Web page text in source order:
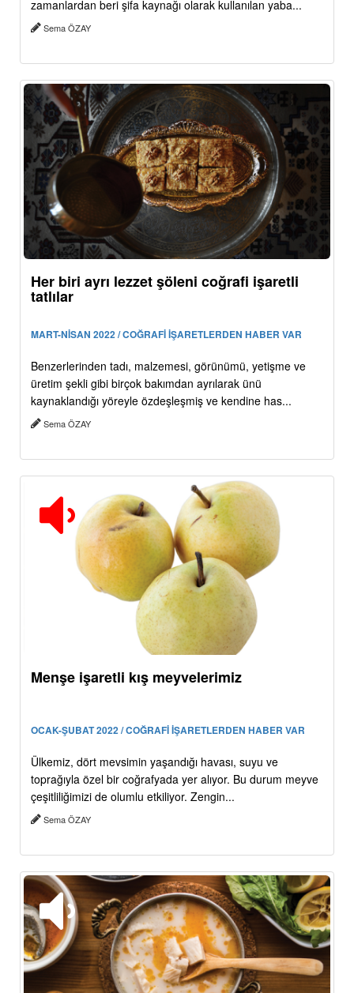
zamanlardan beri şifa kaynağı olarak kullanılan yaba...
Sema ÖZAY
Her biri ayrı lezzet şöleni coğrafi işaretli
tatlılar
MART-NİSAN 2022 / COĞRAFİ İŞARETLERDEN HABER VAR
Benzerlerinden tadı, malzemesi, görünümü, yetişme ve
üretim şekli gibi birçok bakımdan ayrılarak ünü
kaynaklandığı yöreyle özdeşleşmiş ve kendine has...
Sema ÖZAY
Menşe işaretli kış meyvelerimiz
OCAK-ŞUBAT 2022 / COĞRAFİ İŞARETLERDEN HABER VAR
Ülkemiz, dört mevsimin yaşandığı havası, suyu ve
toprağıyla özel bir coğrafyada yer alıyor. Bu durum meyve
çeşitliliğimizi de olumlu etkiliyor. Zengin...
Sema ÖZAY